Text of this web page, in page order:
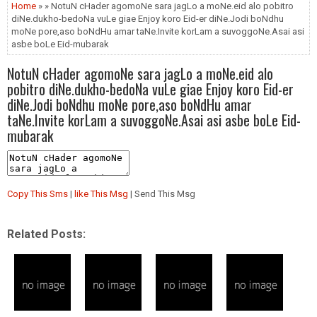
Home » » NotuN cHader agomoNe sara jagLo a moNe.eid alo pobitro
diNe.dukho-bedoNa vuLe giae Enjoy koro Eid-er diNe.Jodi boNdhu
moNe pore,aso boNdHu amar taNe.Invite korLam a suvoggoNe.Asai asi
asbe boLe Eid-mubarak
NotuN cHader agomoNe sara jagLo a moNe.eid alo
pobitro diNe.dukho-bedoNa vuLe giae Enjoy koro Eid-er
diNe.Jodi boNdhu moNe pore,aso boNdHu amar
taNe.Invite korLam a suvoggoNe.Asai asi asbe boLe Eid-
mubarak
Copy This Sms | like This Msg | Send This Msg
Related Posts: